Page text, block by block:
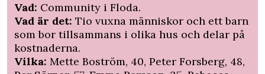
Vad: Community i Floda.
Vad är det: Tio vuxna människor och ett barn
som bor tillsammans i olika hus och delar på
kostnaderna.
Vilka: Mette Boström, 40, Peter Forsberg, 48,